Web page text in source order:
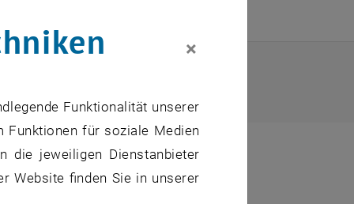
×
Funktionalität unserer
Funktionen für soziale Medien
die jeweiligen Dienstanbieter
Website finden Sie in unserer